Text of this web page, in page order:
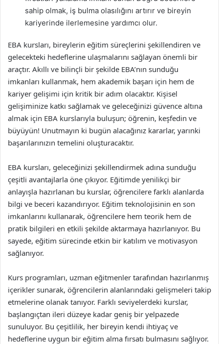
sahip olmak, iş bulma olasılığını artırır ve bireyin
kariyerinde ilerlemesine yardımcı olur.
EBA kursları, bireylerin eğitim süreçlerini şekillendiren ve
gelecekteki hedeflerine ulaşmalarını sağlayan önemli bir
araçtır. Akıllı ve bilinçli bir şekilde EBA’nın sunduğu
imkanları kullanmak, hem akademik başarı için hem de
kariyer gelişimi için kritik bir adım olacaktır. Kişisel
gelişiminize katkı sağlamak ve geleceğinizi güvence altına
almak için EBA kurslarıyla buluşun; öğrenin, keşfedin ve
büyüyün! Unutmayın ki bugün alacağınız kararlar, yarınki
başarılarınızın temelini oluşturacaktır.
EBA kursları, geleceğinizi şekillendirmek adına sunduğu
çeşitli avantajlarla öne çıkıyor. Eğitimde yenilikçi bir
anlayışla hazırlanan bu kurslar, öğrencilere farklı alanlarda
bilgi ve beceri kazandırıyor. Eğitim teknolojisinin en son
imkanlarını kullanarak, öğrencilere hem teorik hem de
pratik bilgileri en etkili şekilde aktarmaya hazırlanıyor. Bu
sayede, eğitim sürecinde etkin bir katılım ve motivasyon
sağlanıyor.
Kurs programları, uzman eğitmenler tarafından hazırlanmış
içerikler sunarak, öğrencilerin alanlarındaki gelişmeleri takip
etmelerine olanak tanıyor. Farklı seviyelerdeki kurslar,
başlangıçtan ileri düzeye kadar geniş bir yelpazede
sunuluyor. Bu çeşitlilik, her bireyin kendi ihtiyaç ve
hedeflerine uygun bir eğitim alma fırsatı bulmasını sağlıyor.